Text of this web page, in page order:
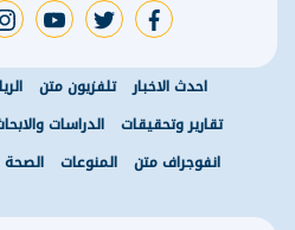
facebook
twitter
احدث الاخبار تلفزيون متن
تقارير وتحقيقات
الدراسات
انفوجراف متن
المنوعات الصحة